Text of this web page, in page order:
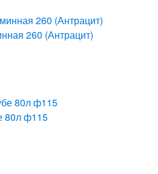
260 (Антрацит)
80л ф115